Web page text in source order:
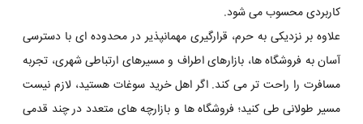
کاربردی محسوب می شود.
علاوه بر نزدیکی به حرم، قرارگیری مهمانپذیر در محدوده ای با دسترسی
آسان به فروشگاه ها، بازارهای اطراف و مسیرهای ارتباطی شهری، تجربه
مسافرت را راحت تر می کند. اگر اهل خرید سوغات هستید، لازم نیست
مسیر طولانی طی کنید؛ فروشگاه ها و بازارچه های متعدد در چند قدمی